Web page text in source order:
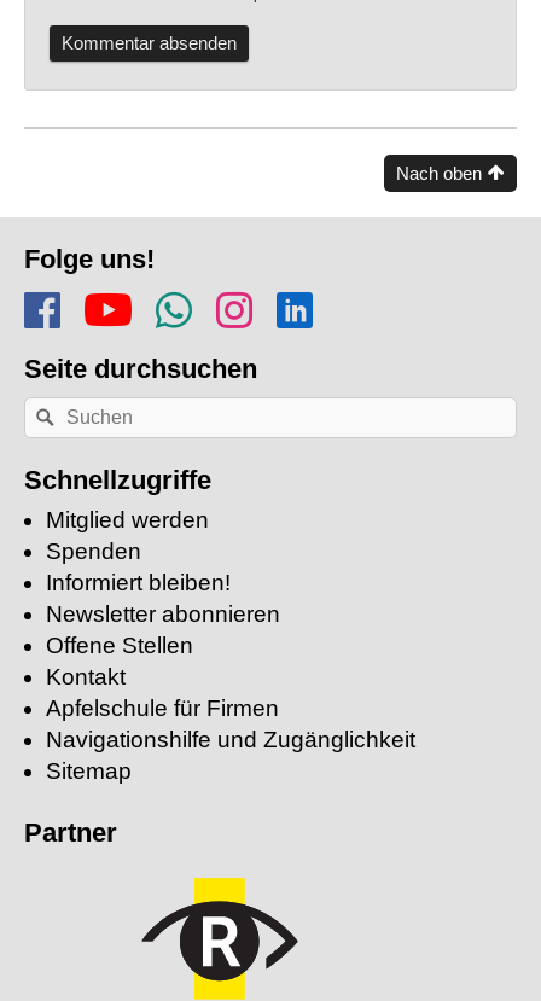
Nach oben
Folge uns!
Folge uns auf Facebook
Finde uns auf YouTube
Folge dem Kanal
Folge uns auf
Seite durchsuchen
Nach
einem
suchen:
Suchen
Schnellzugriffe
Mitglied werden
Spenden
Informiert bleiben!
Newsletter abonnieren
Offene Stellen
Kontakt
Apfelschule für Firmen
Navigationshilfe und Zugänglichkeit
Sitemap
Partner